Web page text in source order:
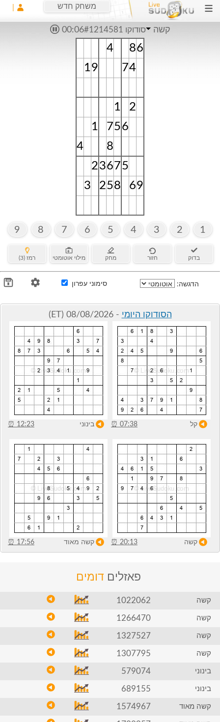
משחק חדש
קשה סודוקו #1214581 00:06
4 86
19 74
1
2
1
756
4
8
23675
3
258 69
1
2
3
4
5
6
7
8
9
בדוק חזור מחק מילוי אוטומטי רמז (3)
הדגשה: סימוני עפרון
הסודוקו היומי- 08/08/2026 (ET)
קל 07:38
⏰ בינוני 12:23
⏰
קשה 20:13
⏰ קשה מאוד 17:56
⏰
פאזלים דומים
קשה 1022062
קשה 1266470
קשה 1327527
קשה 1307795
בינוני 579074
בינוני 689155
קשה מאוד 1574967